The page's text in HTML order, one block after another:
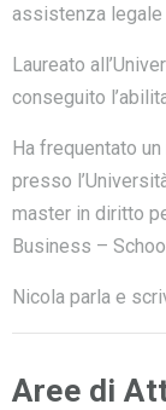
assistenza legale
Laureato
conseguito
Ha frequentato
presso
master in diritto
Business –
Nicola parla e
Aree di